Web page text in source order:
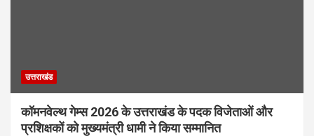
उत्तराखंड
कॉमनवेल्थ गेम्स 2026 के उत्तराखंड के पदक विजेताओं और
प्रशिक्षकों को मुख्यमंत्री धामी ने किया सम्मानित